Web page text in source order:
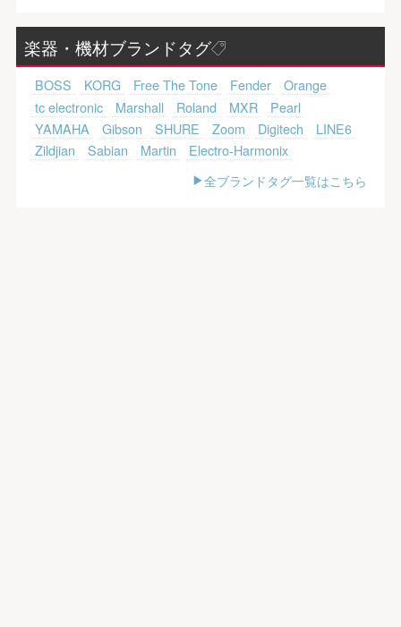
楽器・機材ブランドタグ
BOSS KORG Free The Tone Fender
Orange
tc electronic
Marshall Roland MXR
Pearl
YAMAHA
Gibson SHURE Zoom Digitech
LINE6
Zildjian
Sabian Martin
Electro-Harmonix
全ブランドタグ一覧はこちら